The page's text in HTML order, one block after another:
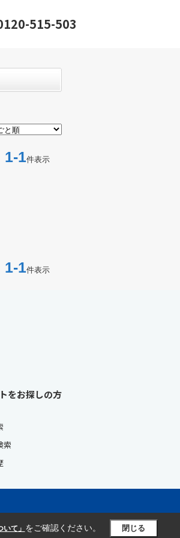
515-503
1件表示
1件表示
をお探しの方
索
て」 をご確認ください。 閉じる